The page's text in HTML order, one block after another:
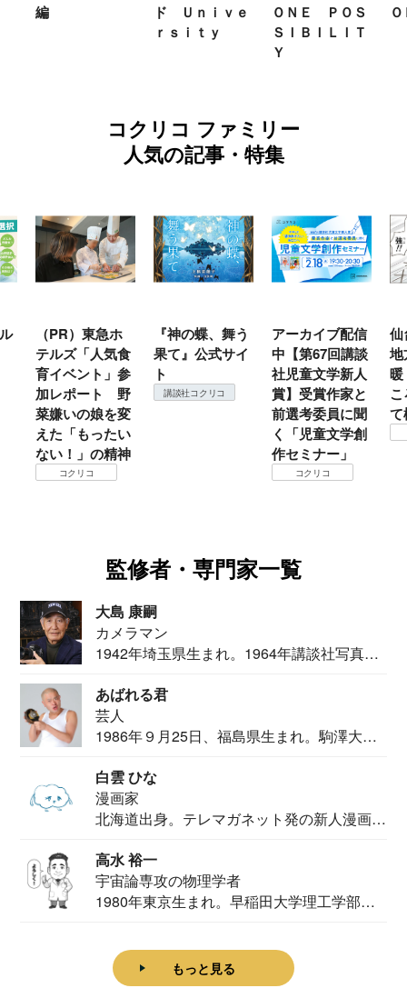
編
ド Ｕｎｉｖｅ
ｒｓｉｔｙ
ＯＮＥ ＰＯＳ
ＳＩＢＩＬＩＴ
Ｙ
コクリコ ファミリー
人気の記事・特集
（PR）東急ホ
テルズ「人気食
育イベント」参
加レポート 野
菜嫌いの娘を変
えた「もったい
ない！」の精神
コクリコ
『神の蝶、舞う
果て』公式サイ
ト
講談社コクリコ
アーカイブ配信
中【第67回講談
社児童文学新人
賞】受賞作家と
前選考委員に聞
く「児童文学創
作セミナー」
コクリコ
仙
地
て
監修者・専門家一覧
大島 康嗣
カメラマン
1942年埼玉県生まれ。1964年講談社写真部
あばれる君
芸人
1986年９月25日、福島県生まれ。駒澤大学
白雲 ひな
漫画家
北海道出身。テレマガネット発の新人漫画
高水 裕一
宇宙論専攻の物理学者
1980年東京生まれ。早稲田大学理工学部物
もっと見る